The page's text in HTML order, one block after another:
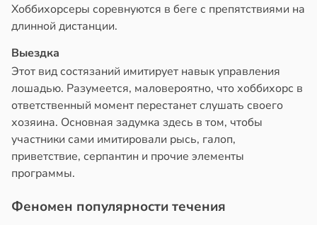
Хоббихорсеры соревнуются в беге с препятствиями на
длинной дистанции.
Выездка
Этот вид состязаний имитирует навык управления
лошадью. Разумеется, маловероятно, что хоббихорс в
ответственный момент перестанет слушать своего
хозяина. Основная задумка здесь в том, чтобы
участники сами имитировали рысь, галоп,
приветствие, серпантин и прочие элементы
программы.
Феномен популярности течения